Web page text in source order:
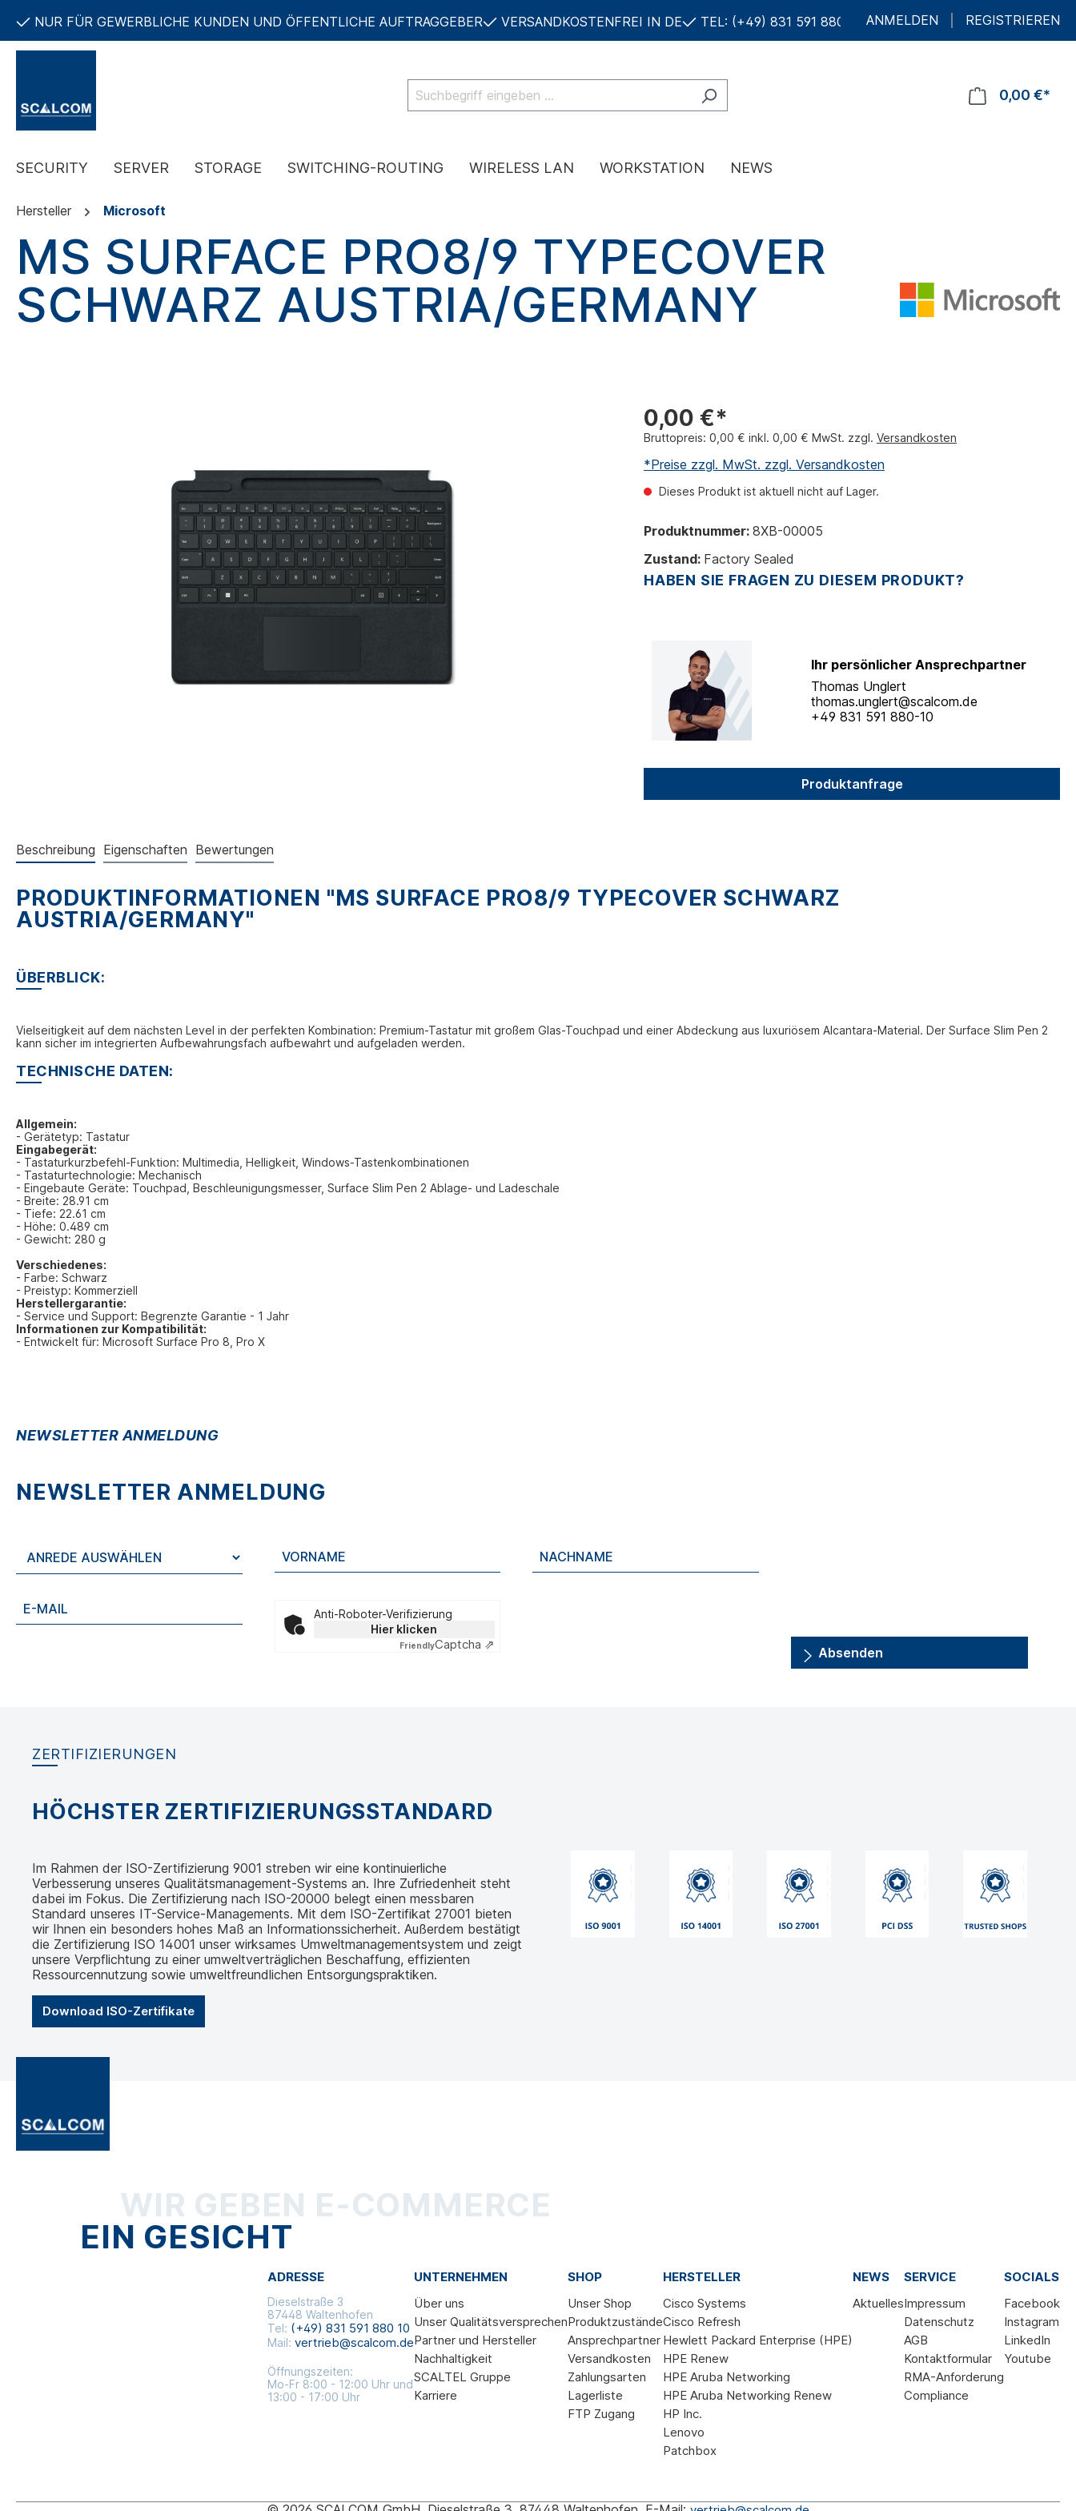
NUR FÜR GEWERBLICHE KUNDEN UND ÖFFENTLICHE AUFTRAGGEBER VERSANDKOSTENFREI IN DE TEL: (+49) 831 591 880 10 ANMELDEN REGISTRIEREN
0,00 €*
SECURITY SERVER STORAGE SWITCHING-ROUTING WIRELESS LAN WORKSTATION NEWS
Hersteller Microsoft
MS SURFACE PRO8/9 TYPECOVER
SCHWARZ AUSTRIA/GERMANY
0,00 €*
Bruttopreis: 0,00 € inkl. 0,00 € MwSt. zzgl. Versandkosten
*Preise zzgl. MwSt. zzgl. Versandkosten
Dieses Produkt ist aktuell nicht auf Lager.
Produktnummer: 8XB-00005
Zustand: Factory Sealed
HABEN SIE FRAGEN ZU DIESEM PRODUKT?
Ihr persönlicher Ansprechpartner
Thomas Unglert
thomas.unglert@scalcom.de
+49 831 591 880-10
Produktanfrage
Beschreibung Eigenschaften Bewertungen
PRODUKTINFORMATIONEN "MS SURFACE PRO8/9 TYPECOVER SCHWARZ
AUSTRIA/GERMANY"
ÜBERBLICK:
Vielseitigkeit auf dem nächsten Level in der perfekten Kombination: Premium-Tastatur mit großem Glas-Touchpad und einer Abdeckung aus luxuriösem Alcantara-Material. Der Surface Slim Pen 2
kann sicher im integrierten Aufbewahrungsfach aufbewahrt und aufgeladen werden.
TECHNISCHE DATEN:
Allgemein:
- Gerätetyp: Tastatur
Eingabegerät:
- Tastaturkurzbefehl-Funktion: Multimedia, Helligkeit, Windows-Tastenkombinationen
- Tastaturtechnologie: Mechanisch
- Eingebaute Geräte: Touchpad, Beschleunigungsmesser, Surface Slim Pen 2 Ablage- und Ladeschale
- Breite: 28.91 cm
- Tiefe: 22.61 cm
- Höhe: 0.489 cm
- Gewicht: 280 g
Verschiedenes:
- Farbe: Schwarz
- Preistyp: Kommerziell
Herstellergarantie:
- Service und Support: Begrenzte Garantie - 1 Jahr
Informationen zur Kompatibilität:
- Entwickelt für: Microsoft Surface Pro 8, Pro X
NEWSLETTER ANMELDUNG
NEWSLETTER ANMELDUNG
Anti-Roboter-Verifizierung
Hier klicken
FriendlyCaptcha ⇗
Absenden
ZERTIFIZIERUNGEN
HÖCHSTER ZERTIFIZIERUNGSSTANDARD
Im Rahmen der ISO-Zertifizierung 9001 streben wir eine kontinuierliche
Verbesserung unseres Qualitätsmanagement-Systems an. Ihre Zufriedenheit steht
dabei im Fokus. Die Zertifizierung nach ISO-20000 belegt einen messbaren
Standard unseres IT-Service-Managements. Mit dem ISO-Zertifikat 27001 bieten
wir Ihnen ein besonders hohes Maß an Informationssicherheit. Außerdem bestätigt
die Zertifizierung ISO 14001 unser wirksames Umweltmanagementsystem und zeigt
unsere Verpflichtung zu einer umweltverträglichen Beschaffung, effizienten
Ressourcennutzung sowie umweltfreundlichen Entsorgungspraktiken.
Download ISO-Zertifikate
WIR GEBEN E-COMMERCE
EIN GESICHT
ADRESSE
Dieselstraße 3
87448 Waltenhofen
Tel: (+49) 831 591 880 10
Mail: vertrieb@scalcom.de
Öffnungszeiten:
Mo-Fr 8:00 - 12:00 Uhr und
13:00 - 17:00 Uhr
UNTERNEHMEN
Über uns
Unser Qualitätsversprechen
Partner und Hersteller
Nachhaltigkeit
SCALTEL Gruppe
Karriere
SHOP
Unser Shop
Produktzustände
Ansprechpartner
Versandkosten
Zahlungsarten
Lagerliste
FTP Zugang
HERSTELLER
Cisco Systems
Cisco Refresh
Hewlett Packard Enterprise (HPE)
HPE Renew
HPE Aruba Networking
HPE Aruba Networking Renew
HP Inc.
Lenovo
Patchbox
NEWS
Aktuelles
SERVICE
Impressum
Datenschutz
AGB
Kontaktformular
RMA-Anforderung
Compliance
SOCIALS
Facebook
Instagram
LinkedIn
Youtube